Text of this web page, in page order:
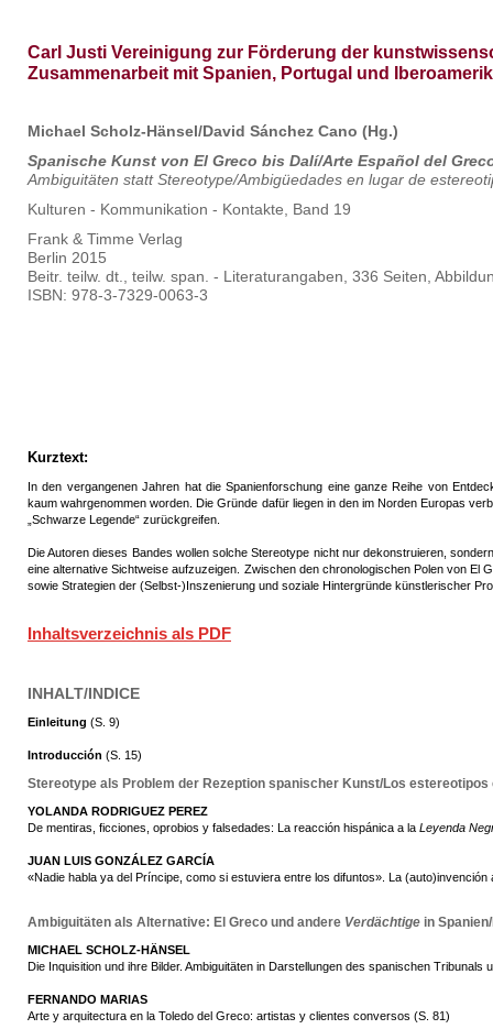
Carl Justi Vereinigung zur Förderung der
Zusammenarbeit mit Spanien, Portugal und
Michael Scholz-Hänsel/David Sánchez Cano (Hg.)
Spanische Kunst von El Greco bis Dalí/Arte Español del
Ambiguitäten statt Stereotype/Ambigüedades en lugar de
Kulturen - Kommunikation - Kontakte, Band 19
Frank & Timme Verlag
Berlin 2015
Beitr. teilw. dt., teilw. span. - Literaturangaben, 336 Seiten,
ISBN: 978-3-7329-0063-3
Kurztext:
In den vergangenen Jahren hat die Spanienforschung eine ganze Reihe von
kaum wahrgenommen worden. Die Gründe dafür liegen in den im Norden Europas
„Schwarze Legende“ zurückgreifen.
Die Autoren dieses Bandes wollen solche Stereotype nicht nur dekonstruieren,
eine alternative Sichtweise aufzuzeigen. Zwischen den chronologischen Polen von El
sowie Strategien der (Selbst-)Inszenierung und soziale Hintergründe künstlerischer
Inhaltsverzeichnis als PDF
INHALT/INDICE
Einleitung (S. 9)
Introducción (S. 15)
Stereotype als Problem der Rezeption spanischer Kunst/Los
YOLANDA RODRIGUEZ PEREZ
De mentiras, ficciones, oprobios y falsedades: La reacción hispánica a la Leyenda
JUAN LUIS GONZÁLEZ GARCÍA
«Nadie habla ya del Príncipe, como si estuviera entre los difuntos». La
Ambiguitäten als Alternative: El Greco und andere Verdächtige in
MICHAEL SCHOLZ-HÄNSEL
Die Inquisition und ihre Bilder. Ambiguitäten in Darstellungen des spanischen
FERNANDO MARIAS
Arte y arquitectura en la Toledo del Greco: artistas y clientes conversos (S. 81)